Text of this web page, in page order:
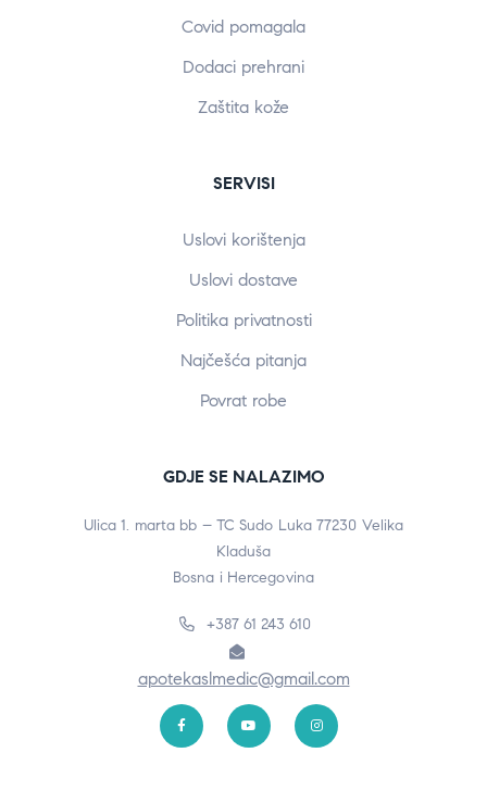
Covid pomagala
Dodaci prehrani
Zaštita kože
SERVISI
Uslovi korištenja
Uslovi dostave
Politika privatnosti
Najčešća pitanja
Povrat robe
GDJE SE NALAZIMO
Ulica 1. marta bb – TC Sudo Luka 77230 Velika
Kladuša
Bosna i Hercegovina
+387 61 243 610
apotekaslmedic@gmail.com